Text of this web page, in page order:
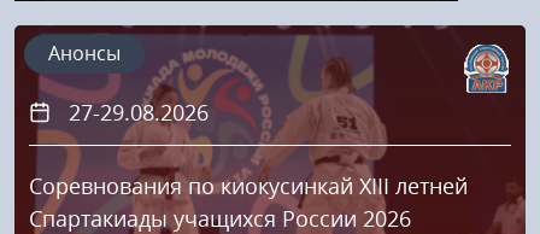
27-29.08.2026
Соревнования по киокусинкай XIII летней
Спартакиады учащихся России 2026
Анонсы